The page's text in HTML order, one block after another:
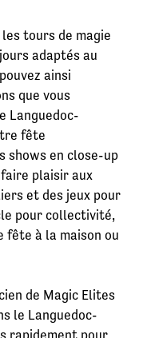
tours de magie
adaptés au
ainsi
que vous
Languedoc-
fête
shows en close-up
plaisir aux
et des jeux pour
pour collectivité,
fête à la maison ou
de Magic Elites
le Languedoc-
rapidement pour